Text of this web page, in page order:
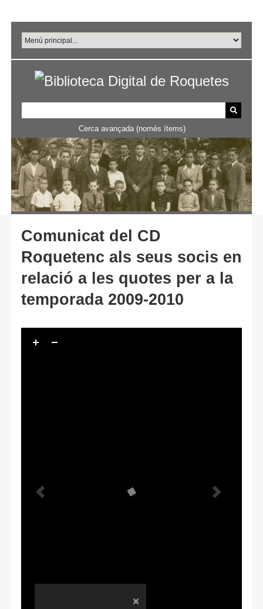
principal
Cerca avançada (només ítems)
Comunicat del CD
Roquetenc als seus socis en
relació a les quotes per a la
temporada 2009-2010
×